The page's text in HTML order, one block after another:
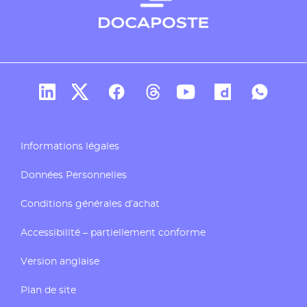
Compte Linkedin de Docaposte
Compte X de Docaposte
Compte Facebook de Docaposte
Compte Threads de
Compte Youtube de
CompteCompte
Informations légales
Données Personnelles
Conditions générales d’achat
Accessibilité – partiellement conforme
Version anglaise
Plan de site